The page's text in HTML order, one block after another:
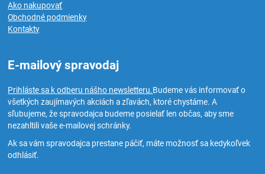
Ako nakupovať
Obchodné podmienky
Kontakty
E-mailový spravodaj
Prihláste sa k odberu nášho newsletteru.Budeme vás informovať o
všetkých zaujímavých akciách a zľavách, ktoré chystáme. A
sľubujeme, že spravodajca budeme posielať len občas, aby sme
nezahltili vaše e-mailovej schránky.
Ak sa vám spravodajca prestane páčiť, máte možnosť sa kedykoľvek
odhlásiť.